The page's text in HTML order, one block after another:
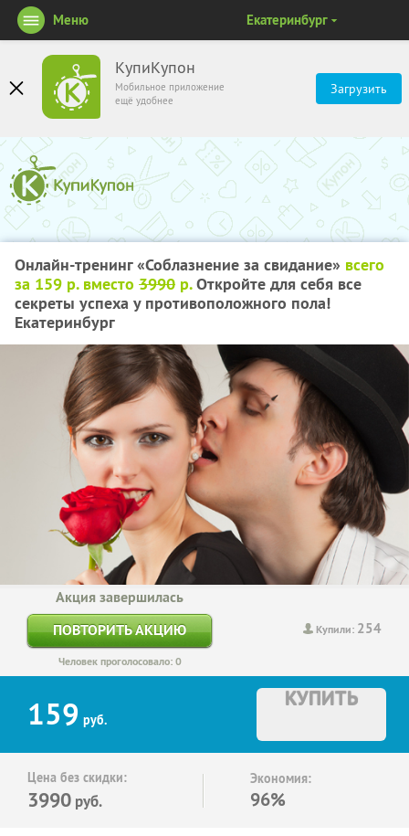
КупиКупон
Мобильное приложение
ещё удобнее
Загрузить
Меню Екатеринбург
Онлайн-тренинг «Соблазнение за свидание» всего
за 159 р. вместо 3990 р.Откройте для себя все
секреты успеха у противоположного пола!
Екатеринбург
Купили: 254
Акция завершилась
ПОВТОРИТЬ АКЦИЮ
Человек проголосовало: 0
159 руб.
КУПИТЬ
Цена без скидки:
3990 руб.
Экономия:
96%